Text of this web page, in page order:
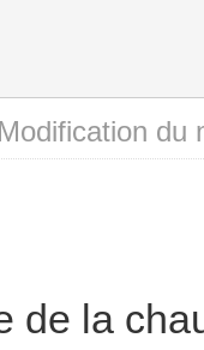
du
de la